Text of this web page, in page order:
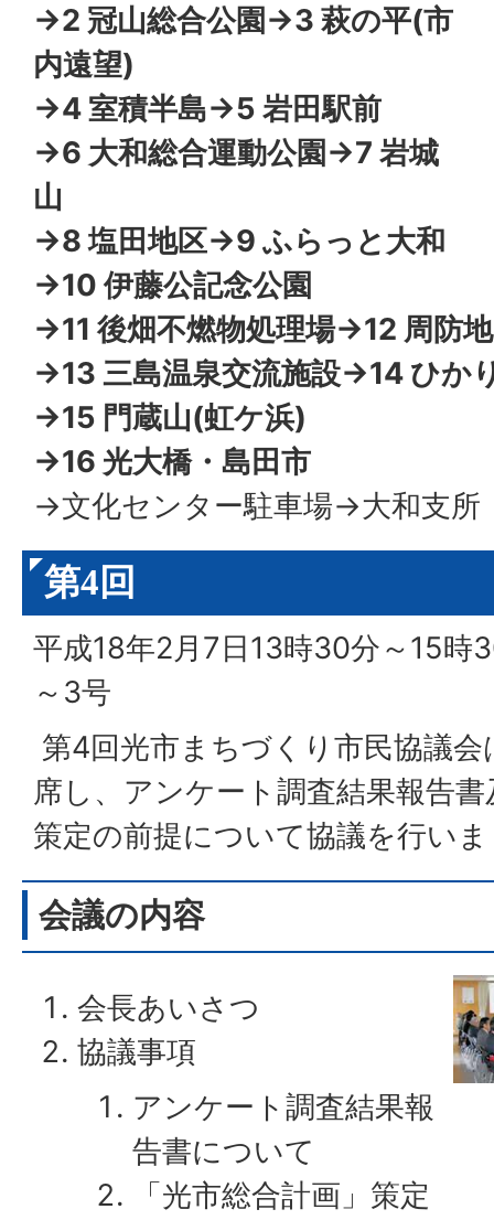
→2 冠山総合公園→3 萩の平(市
内遠望)
→4 室積半島→5 岩田駅前
→6 大和総合運動公園→7 岩城
山
→8 塩田地区→9 ふらっと大和
→10 伊藤公記念公園
→11 後畑不燃物処理場→12 周防
→13 三島温泉交流施設→14 ひか
→15 門蔵山(虹ケ浜)
→16 光大橋・島田市
→文化センター駐車場→大和支所
第4回
平成18年2月7日13時30分～15時
～3号
第4回光市まちづくり市民協議
席し、アンケート調査結果報告
策定の前提について協議を行い
会議の内容
会長あいさつ
協議事項
アンケート調査結果報
告書について
「光市総合計画」策定